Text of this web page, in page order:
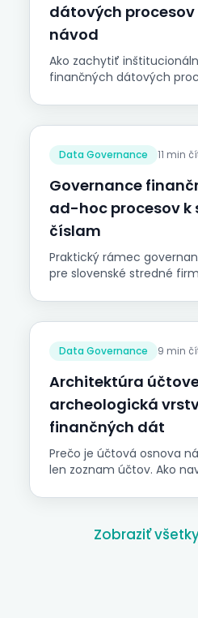
dátových
návod
Ako zachytiť
finančných dátových
znalosti, minimálna
mapovanie dátovej
procesov cez test
revízna kadencia.
Data Governance 11 min
Governance
ad-hoc procesov
číslam
Praktický rámec
pre slovenské stredné
koncept rozhodovacích
vedieť pred investíciou do
automatizácie.
Data Governance 9 min
Architektúra
archeologická
finančných dát
Prečo je účtová osnova
len zoznam účtov. Ako
entitné štruktúry a
slovenské stredné firmy.
Zobraziť